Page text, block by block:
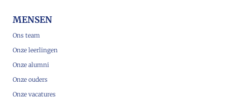
MENSEN
Ons team
Onze leerlingen
Onze alumni
Onze ouders
Onze vacatures